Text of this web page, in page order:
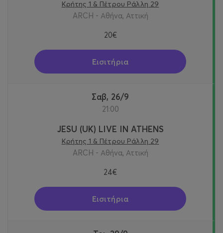
Κρήτης 1 & Πέτρου Ράλλη 29
ARCH - Αθήνα, Αττική
20€
Εισιτήρια
Σαβ, 26/9
21:00
JESU (UK) LIVE IN ATHENS
Κρήτης 1 & Πέτρου Ράλλη 29
ARCH - Αθήνα, Αττική
24€
Εισιτήρια